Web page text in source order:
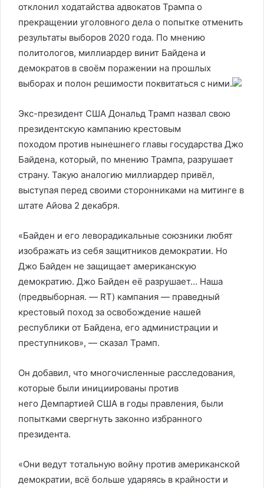
отклонил ходатайства адвокатов Трампа о
прекращении уголовного дела о попытке отменить
результаты выборов 2020 года. По мнению
политологов, миллиардер винит Байдена и
демократов в своём поражении на прошлых
выборах и полон решимости поквитаться с ними.
Экс-президент США Дональд Трамп назвал свою
президентскую кампанию крестовым
походом против нынешнего главы государства Джо
Байдена, который, по мнению Трампа, разрушает
страну. Такую аналогию миллиардер привёл,
выступая перед своими сторонниками на митинге в
штате Айова 2 декабря.
«Байден и его леворадикальные союзники любят
изображать из себя защитников демократии. Но
Джо Байден не защищает американскую
демократию. Джо Байден её разрушает… Наша
(предвыборная. — RT) кампания — праведный
крестовый поход за освобождение нашей
республики от Байдена, его администрации и
преступников», — сказал Трамп.
Он добавил, что многочисленные расследования,
которые были инициированы против
него Демпартией США в годы правления, были
попытками свергнуть законно избранного
президента.
«Они ведут тотальную войну против американской
демократии, всё больше ударяясь в крайности и